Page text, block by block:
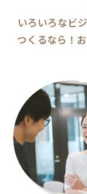
いろいろなビ
つくるなら！